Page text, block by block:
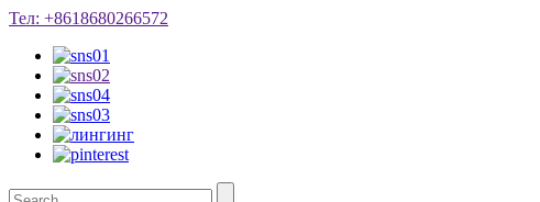
Тел: +8618680266572